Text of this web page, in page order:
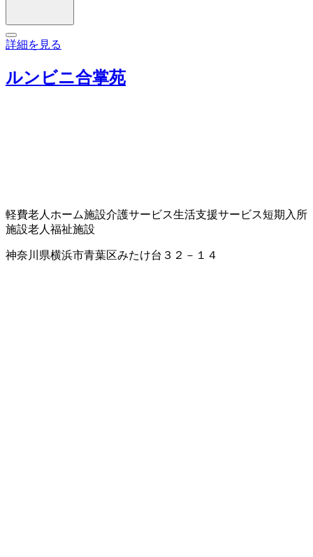
詳細を見る
ルンビニ合掌苑
軽費老人ホーム施設介護サービス生活支援サービス短期入所
施設老人福祉施設
神奈川県横浜市青葉区みたけ台３２－１４